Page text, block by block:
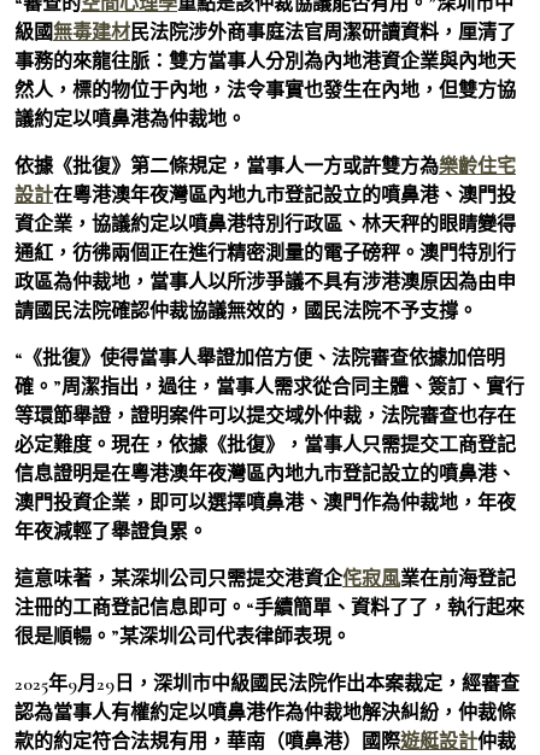
級國無毒建材民法院涉外商事庭法官周潔研讀資料，厘清了
事務的來龍往脈：雙方當事人分別為內地港資企業與內地天
然人，標的物位于內地，法令事實也發生在內地，但雙方協
議約定以噴鼻港為仲裁地。
依據《批復》第二條規定，當事人一方或許雙方為樂齡住宅
設計在粵港澳年夜灣區內地九市登記設立的噴鼻港、澳門投
資企業，協議約定以噴鼻港特別行政區、林天秤的眼睛變得
通紅，彷彿兩個正在進行精密測量的電子磅秤。澳門特別行
政區為仲裁地，當事人以所涉爭議不具有涉港澳原因為由申
請國民法院確認仲裁協議無效的，國民法院不予支撐。
“《批復》使得當事人舉證加倍方便、法院審查依據加倍明
確。”周潔指出，過往，當事人需求從合同主體、簽訂、實行
等環節舉證，證明案件可以提交域外仲裁，法院審查也存在
必定難度。現在，依據《批復》，當事人只需提交工商登記
信息證明是在粵港澳年夜灣區內地九市登記設立的噴鼻港、
澳門投資企業，即可以選擇噴鼻港、澳門作為仲裁地，年夜
年夜減輕了舉證負累。
這意味著，某深圳公司只需提交港資企侘寂風業在前海登記
注冊的工商登記信息即可。“手續簡單、資料了了，執行起來
很是順暢。”某深圳公司代表律師表現。
2025年9月29日，深圳市中級國民法院作出本案裁定，經審查
認為當事人有權約定以噴鼻港作為仲裁地解決糾紛，仲裁條
款的約定符合法規有用，華南（噴鼻港）國際遊艇設計仲裁